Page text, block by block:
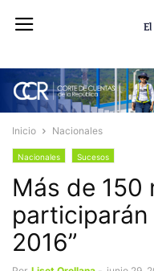
Inicio Nacionales
Nacionales Sucesos
Más de 150
participarán
2016”